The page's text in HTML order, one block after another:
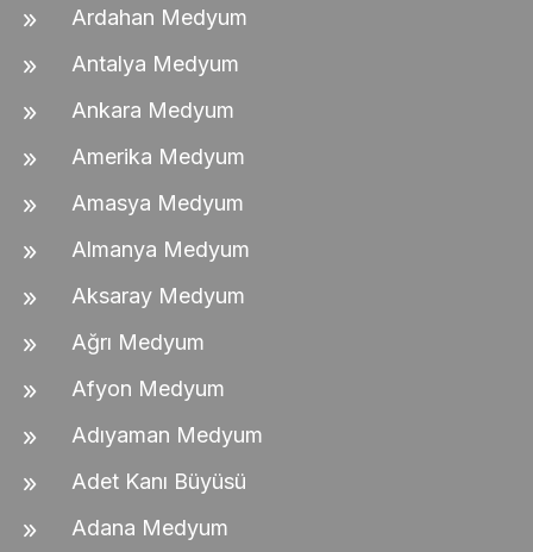
Ardahan Medyum
Antalya Medyum
Ankara Medyum
Amerika Medyum
Amasya Medyum
Almanya Medyum
Aksaray Medyum
Ağrı Medyum
Afyon Medyum
Adıyaman Medyum
Adet Kanı Büyüsü
Adana Medyum